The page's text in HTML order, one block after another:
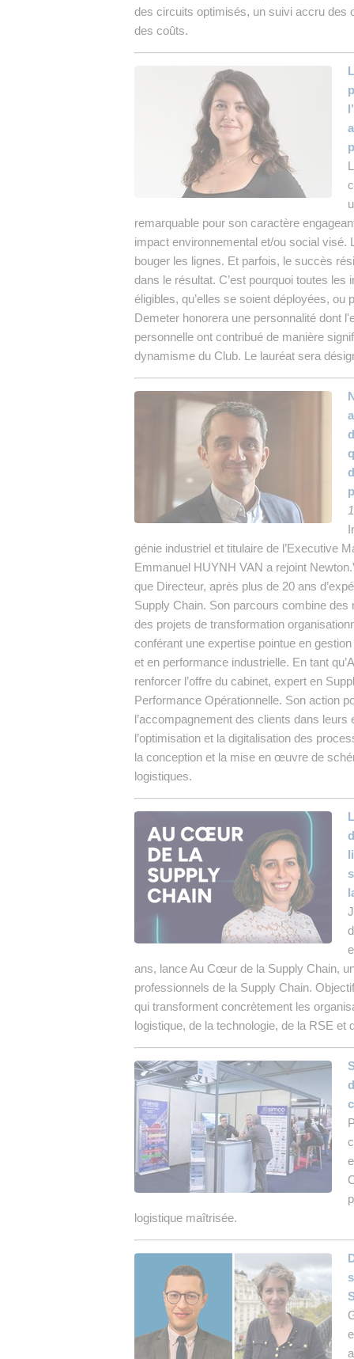
des circuits optimisés, un suivi accru des
des coûts.
remarquable pour son caractère
impact environnemental et/ou social visé.
bouger les lignes. Et parfois, le succès
dans le résultat. C’est pourquoi toutes les
éligibles, qu’elles se soient déployées, ou
Demeter honorera une personnalité dont
personnelle ont contribué de manière
dynamisme du Club. Le lauréat sera
génie industriel et titulaire de l’Executive
Emmanuel HUYNH VAN a rejoint
que Directeur, après plus de 20 ans
Supply Chain. Son parcours combine des
des projets de transformation
conférant une expertise pointue en
et en performance industrielle. En tant
renforcer l’offre du cabinet, expert en
Performance Opérationnelle. Son action
l’accompagnement des clients dans
l’optimisation et la digitalisation des
la conception et la mise en œuvre de
logistiques.
ans, lance Au Cœur de la Supply Chain,
professionnels de la Supply Chain.
qui transforment concrètement les
logistique, de la technologie, de la RSE et
logistique maîtrisée.